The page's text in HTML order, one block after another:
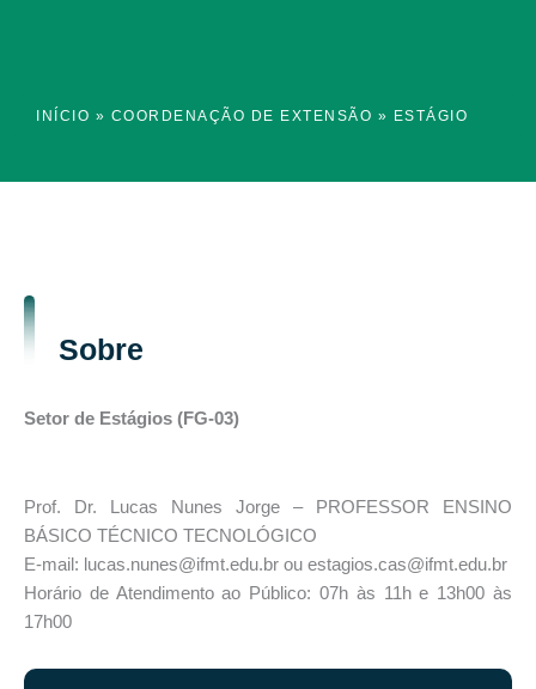
INÍCIO » COORDENAÇÃO DE EXTENSÃO » ESTÁGIO
Sobre
Setor de Estágios (FG-03)
Prof. Dr. Lucas Nunes Jorge – PROFESSOR ENSINO
BÁSICO TÉCNICO TECNOLÓGICO
E-mail: lucas.nunes@ifmt.edu.br ou estagios.cas@ifmt.edu.br
Horário de Atendimento ao Público: 07h às 11h e 13h00 às
17h00